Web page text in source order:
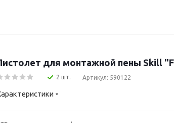
для монтажной пены Skill
2 шт. Артикул: 590122